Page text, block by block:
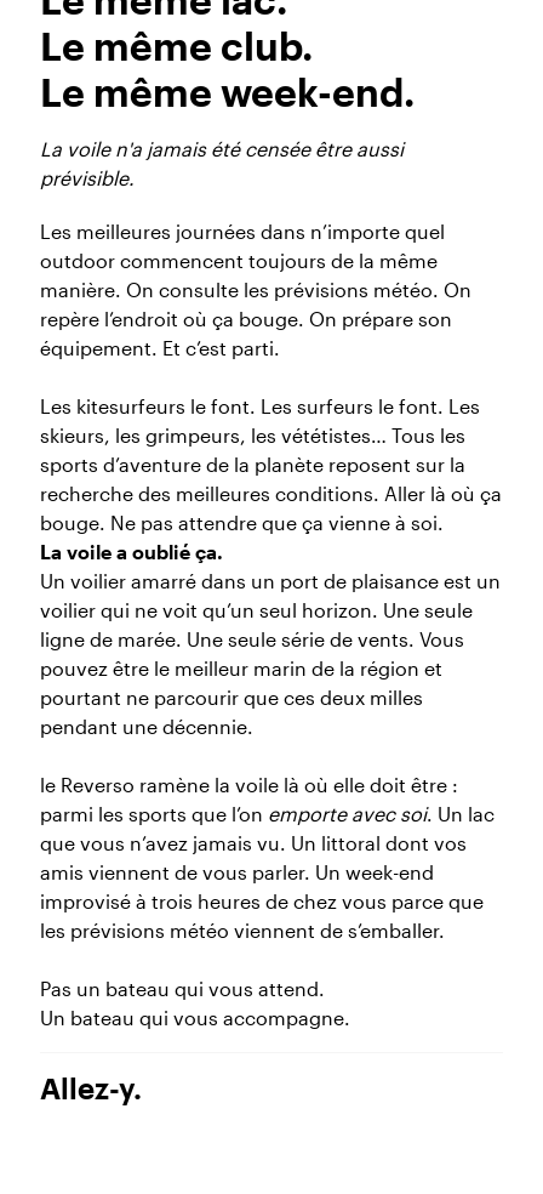
Le même club.
Le même week-end.
La voile n'a jamais été censée être aussi
prévisible.
Les meilleures journées dans n’importe quel
outdoor commencent toujours de la même
manière. On consulte les prévisions météo. On
repère l’endroit où ça bouge. On prépare son
équipement. Et c’est parti.
Les kitesurfeurs le font. Les surfeurs le font. Les
skieurs, les grimpeurs, les vététistes… Tous les
sports d’aventure de la planète reposent sur la
recherche des meilleures conditions. Aller là où ça
bouge. Ne pas attendre que ça vienne à soi.
La voile a oublié ça.
Un voilier amarré dans un port de plaisance est un
voilier qui ne voit qu’un seul horizon. Une seule
ligne de marée. Une seule série de vents. Vous
pouvez être le meilleur marin de la région et
pourtant ne parcourir que ces deux milles
pendant une décennie.
le Reverso ramène la voile là où elle doit être :
parmi les sports que l’on emporte avec soi. Un lac
que vous n’avez jamais vu. Un littoral dont vos
amis viennent de vous parler. Un week-end
improvisé à trois heures de chez vous parce que
les prévisions météo viennent de s’emballer.
Pas un bateau qui vous attend.
Un bateau qui vous accompagne.
Allez-y.